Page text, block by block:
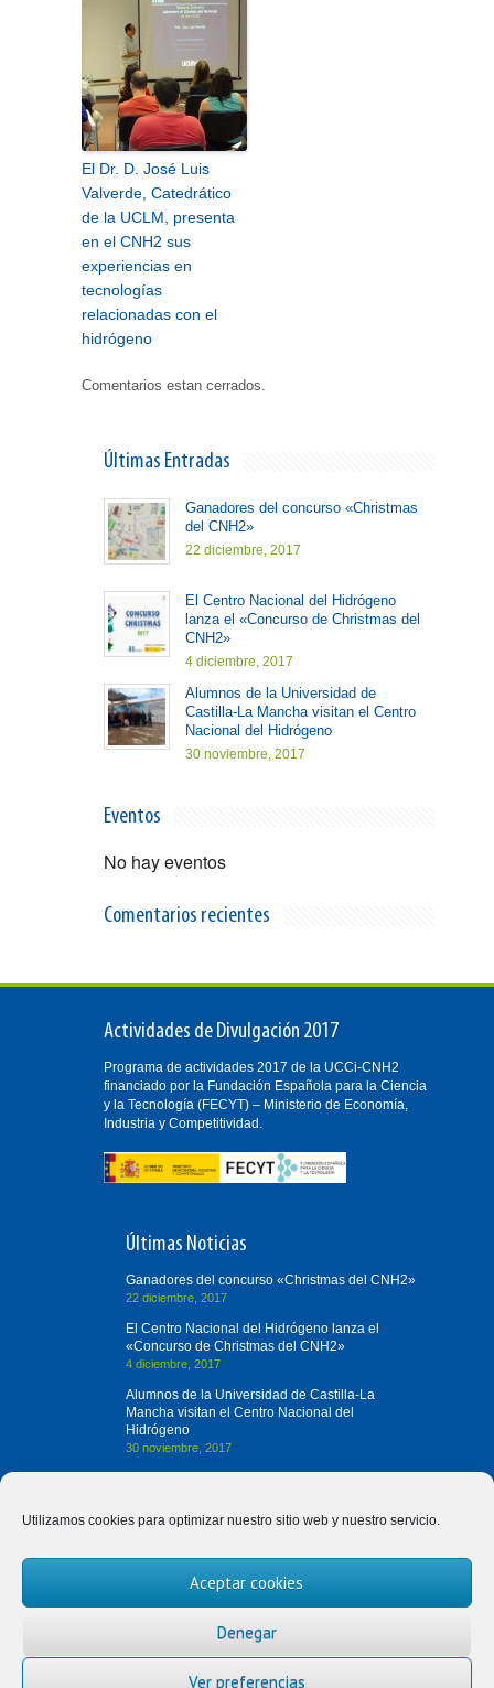
Utilizamos cookies para optimizar nuestro sitio web y nuestro servicio.
Aceptar cookies
Denegar
Ver preferencias
El Dr. D. José Luis
Valverde, Catedrático
de la UCLM, presenta
en el CNH2 sus
experiencias en
tecnologías
relacionadas con el
hidrógeno
Comentarios estan cerrados.
Últimas Entradas
Ganadores del concurso «Christmas
del CNH2»
22 diciembre, 2017
El Centro Nacional del Hidrógeno
lanza el «Concurso de Christmas del
CNH2»
4 diciembre, 2017
Alumnos de la Universidad de
Castilla-La Mancha visitan el Centro
Nacional del Hidrógeno
30 noviembre, 2017
Eventos
No hay eventos
Comentarios recientes
Actividades de Divulgación 2017
Programa de actividades 2017 de la UCCi-CNH2
financiado por la Fundación Española para la Ciencia
y la Tecnología (FECYT) – Ministerio de Economía,
Industria y Competitividad.
Últimas Noticias
Ganadores del concurso «Christmas del CNH2»
22 diciembre, 2017
El Centro Nacional del Hidrógeno lanza el
«Concurso de Christmas del CNH2»
4 diciembre, 2017
Alumnos de la Universidad de Castilla-La
Mancha visitan el Centro Nacional del
Hidrógeno
30 noviembre, 2017
Contacta con Nosotros
divulgah2@cnh2.es
13500 Puertollano (Ciudad Real)